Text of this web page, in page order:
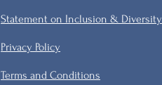
Statement on Inclusion & Diversity
Privacy Policy
Terms and Conditions